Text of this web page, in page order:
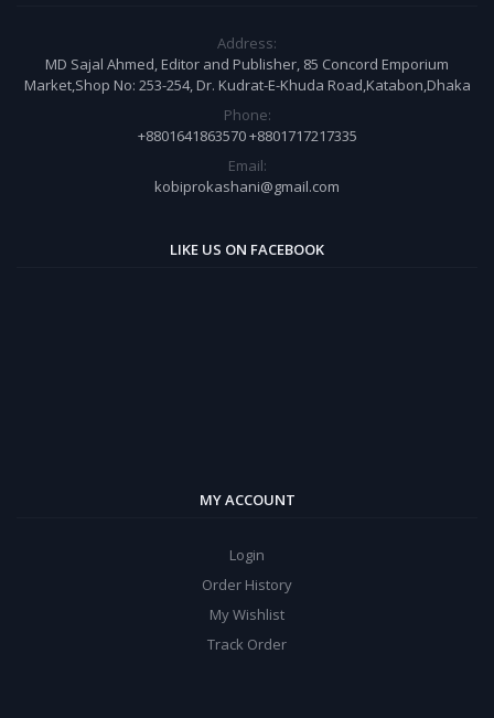
Address:
MD Sajal Ahmed, Editor and Publisher, 85 Concord Emporium
Market,Shop No: 253-254, Dr. Kudrat-E-Khuda Road,Katabon,Dhaka
Phone:
+8801641863570 +8801717217335
Email:
kobiprokashani@gmail.com
LIKE US ON FACEBOOK
MY ACCOUNT
Login
Order History
My Wishlist
Track Order